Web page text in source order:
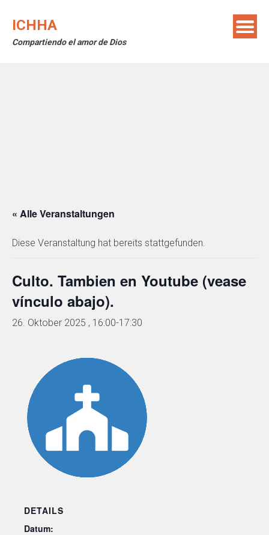
ICHHA
Compartiendo el amor de Dios
« Alle Veranstaltungen
Diese Veranstaltung hat bereits stattgefunden.
Culto. Tambien en Youtube (vease
vínculo abajo).
26. Oktober 2025 , 16:00-17:30
DETAILS
Datum: